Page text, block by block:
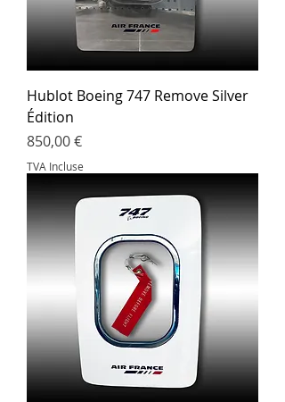
Hublot Boeing 747 Remove Silver
Édition
Prix
850,00 €
TVA Incluse